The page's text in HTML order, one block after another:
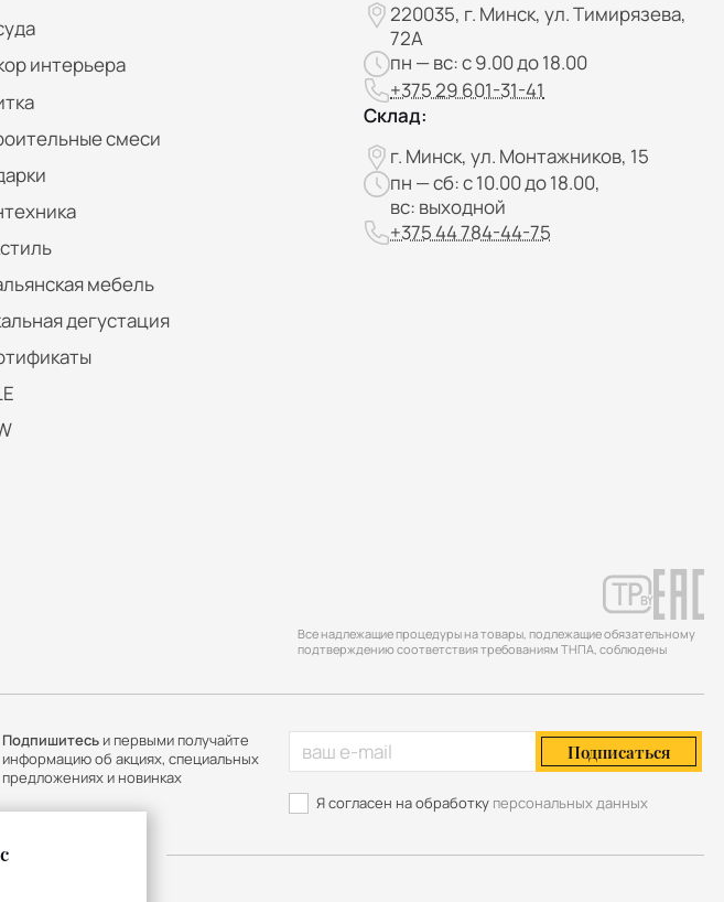
интерьера
смеси
мебель
дегустация
220035, г. Минск, ул. Тимирязева,
72А
пн — вс: с 9.00 до 18.00
+375 29 601-31-41
Склад:
г. Минск, ул. Монтажников, 15
пн — сб: с 10.00 до 18.00,
вс: выходной
+375 44 784-44-75
Все надлежащие процедуры на товары, подлежащие обязательному
подтверждению соответствия требованиям ТНПА, соблюдены
Подпишитесьи первыми получайте
информацию об акциях, специальных
предложениях и новинках
Подписаться
Я согласен на обработку персональных данных